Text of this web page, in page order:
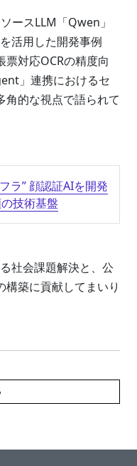
ースLLM「Qwen」
活用した開発事例
対応OCRの精度向
」連携におけるセ
角的な視点で語られて
ラ” 顔認証AIを開発
技術基盤
社会課題解決と、公
築に貢献してまいり